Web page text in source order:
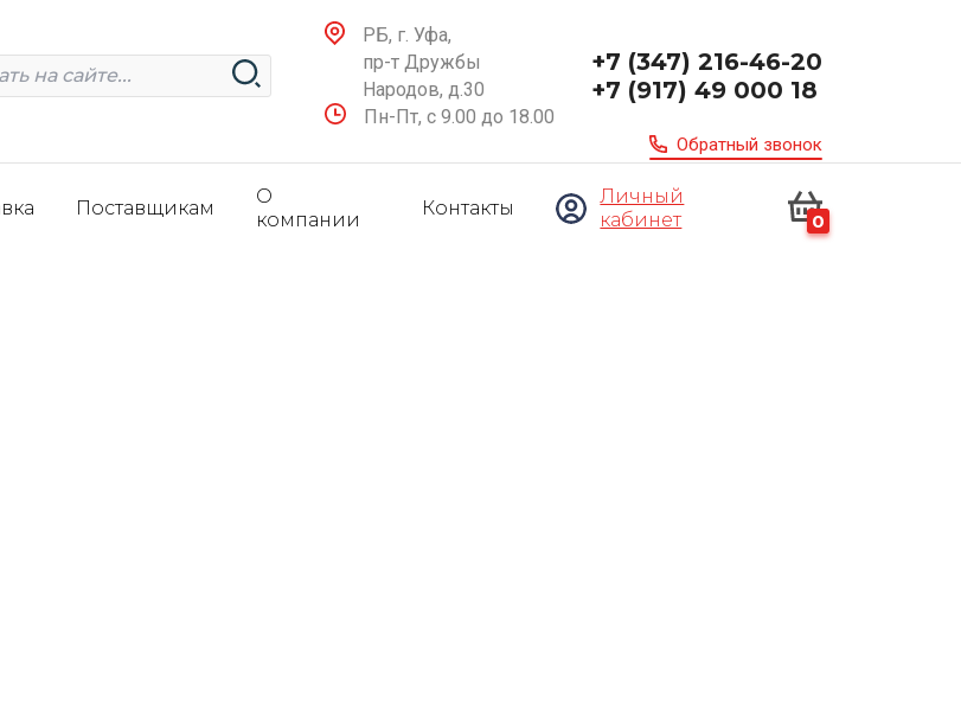
РБ, г. Уфа,
пр-т Дружбы
Народов, д.30
Пн-Пт, с 9.00 до 18.00
+7 (347) 216-46-20
+7 (917) 49 000 18
Обратный звонок
Поставщикам
О
компании
Контакты
Личный
кабинет
0